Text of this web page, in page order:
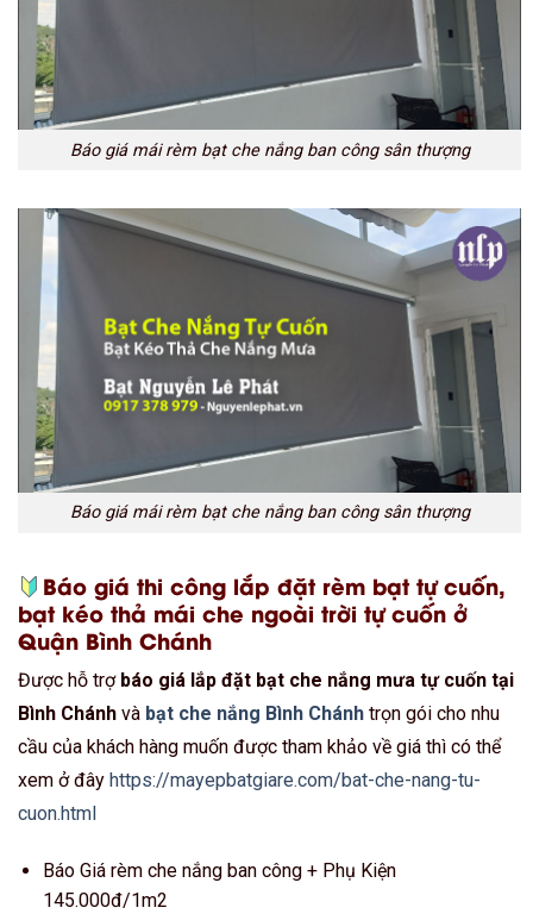
Báo giá mái rèm bạt che nắng ban công sân thượng
Báo giá mái rèm bạt che nắng ban công sân thượng
Báo giá thi công lắp đặt rèm bạt tự cuốn,
bạt kéo thả mái che ngoài trời tự cuốn ở
Quận Bình Chánh
Được hỗ trợ báo giá lắp đặt bạt che nắng mưa tự cuốn tại
Bình Chánh và bạt che nắng Bình Chánh trọn gói cho nhu
cầu của khách hàng muốn được tham khảo về giá thì có thể
xem ở đây https://mayepbatgiare.com/bat-che-nang-tu-
cuon.html
Báo Giá rèm che nắng ban công + Phụ Kiện
145.000đ/1m2